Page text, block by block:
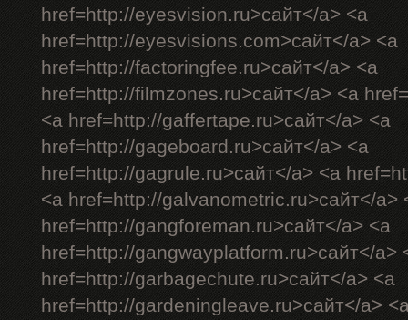
href=http://eyesvision.ru>сайт</a> <a
href=http://eyesvisions.com>сайт</a> <a
href=http://factoringfee.ru>сайт</a> <a
href=http://filmzones.ru>сайт</a> <a
<a href=http://gaffertape.ru>сайт</a> <a
href=http://gageboard.ru>сайт</a> <a
href=http://gagrule.ru>сайт</a> <a
<a href=http://galvanometric.ru>сайт</a>
href=http://gangforeman.ru>сайт</a> <a
href=http://gangwayplatform.ru>сайт</a>
href=http://garbagechute.ru>сайт</a> <a
href=http://gardeningleave.ru>сайт</a>